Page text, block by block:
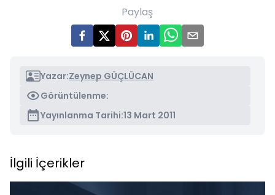
Paylaş
Yazar:Zeynep GÜÇLÜCAN
Görüntülenme:
Yayınlanma Tarihi:13 Mart 2011
İlgili İçerikler